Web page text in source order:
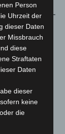
Person
Uhrzeit der
dieser Daten
Missbrauch
diese
Straftaten
Daten
dieser
keine
die